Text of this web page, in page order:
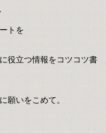
トを
役立つ情報をコツコツ書
願いをこめて。